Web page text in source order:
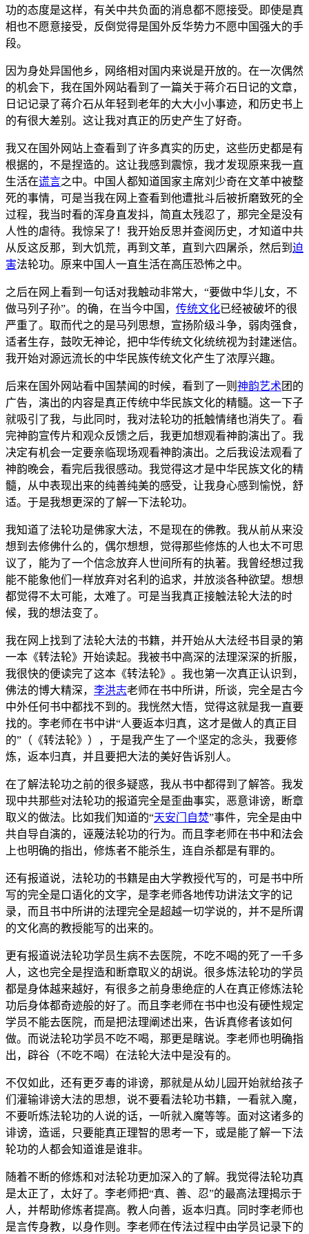
功的态度是这样，有关中共负面的消息都不愿接受。即使是真
相也不愿意接受，反倒觉得是国外反华势力不愿中国强大的手
段。
因为身处异国他乡，网络相对国内来说是开放的。在一次偶然
的机会下，我在国外网站看到了一篇关于蒋介石日记的文章，
日记记录了蒋介石从年轻到老年的大大小小事迹，和历史书上
的有很大差别。这让我对真正的历史产生了好奇。
我又在国外网站上查看到了许多真实的历史，这些历史都是有
根据的，不是捏造的。这让我感到震惊，我才发现原来我一直
生活在谎言之中。中国人都知道国家主席刘少奇在文革中被整
死的事情，可是当我在网上查看到他遭批斗后被折磨致死的全
过程，我当时看的浑身直发抖，简直太残忍了，那完全是没有
人性的虐待。我惊呆了！我开始反思并查阅历史，才知道中共
从反这反那，到大饥荒，再到文革，直到六四屠杀，然后到 迫
害法轮功。原来中国人一直生活在高压恐怖之中。
之后在网上看到一句话对我触动非常大，“要做中华儿女，不
做马列子孙”。的确，在当今中国， 传统文化已经被破坏的很
严重了。取而代之的是马列思想，宣扬阶级斗争，弱肉强食，
适者生存，鼓吹无神论，把中华传统文化统统视为封建迷信。
我开始对源远流长的中华民族传统文化产生了浓厚兴趣。
后来在国外网站看中国禁闻的时候，看到了一则 神韵艺术团的
广告，演出的内容是真正传统中华民族文化的精髓。这一下子
就吸引了我，与此同时，我对法轮功的抵触情绪也消失了。看
完神韵宣传片和观众反馈之后，我更加想观看神韵演出了。我
决定有机会一定要亲临现场观看神韵演出。之后我设法观看了
神韵晚会，看完后我很感动。我觉得这才是中华民族文化的精
髓，从中表现出来的纯善纯美的感受，让我身心感到愉悦，舒
适。于是我想更深的了解一下法轮功。
我知道了法轮功是佛家大法，不是现在的佛教。我从前从来没
想到去修佛什么的，偶尔想想，觉得那些修炼的人也太不可思
议了，能为了一个信念放弃人世间所有的执著。我曾经想过我
能不能象他们一样放弃对名利的追求，并放淡各种欲望。想想
都觉得不太可能，太难了。可是当我真正接触法轮大法的时
候，我的想法变了。
我在网上找到了法轮大法的书籍，并开始从大法经书目录的第
一本《转法轮》开始读起。我被书中高深的法理深深的折服，
我很快的便读完了这本《转法轮》。我也第一次真正认识到，
佛法的博大精深， 李洪志老师在书中所讲，所谈，完全是古今
中外任何书中都找不到的。我恍然大悟，觉得这就是我一直要
找的。李老师在书中讲“人要返本归真，这才是做人的真正目
的”（《转法轮》），于是我产生了一个坚定的念头，我要修
炼，返本归真，并且要把大法的美好告诉别人。
在了解法轮功之前的很多疑惑，我从书中都得到了解答。我发
现中共那些对法轮功的报道完全是歪曲事实，恶意诽谤，断章
取义的做法。比如我们知道的“天安门 自焚”事件，完全是由中
共自导自演的，诬蔑法轮功的行为。而且李老师在书中和法会
上也明确的指出，修炼者不能杀生，连自杀都是有罪的。
还有报道说，法轮功的书籍是由大学教授代写的，可是书中所
写的完全是口语化的文字，是李老师各地传功讲法文字的记
录，而且书中所讲的法理完全是超越一切学说的，并不是所谓
的文化高的教授能写的出来的。
更有报道说法轮功学员生病不去医院，不吃不喝的死了一千多
人，这也完全是捏造和断章取义的胡说。很多炼法轮功的学员
都是身体越来越好，有很多之前身患绝症的人在真正修炼法轮
功后身体都奇迹般的好了。而且李老师在书中也没有硬性规定
学员不能去医院，而是把法理阐述出来，告诉真修者该如何
做。而说法轮功学员不吃不喝，那更是瞎说。李老师也明确指
出，辟谷（不吃不喝）在法轮大法中是没有的。
不仅如此，还有更歹毒的诽谤，那就是从幼儿园开始就给孩子
们灌输诽谤大法的思想，说不要看法轮功书籍，一看就入魔，
不要听炼法轮功的人说的话，一听就入魔等等。面对这诸多的
诽谤，造谣，只要能真正理智的思考一下，或是能了解一下法
轮功的人都会知道谁是谁非。
随着不断的修炼和对法轮功更加深入的了解。我觉得法轮功真
是太正了，太好了。李老师把“真、善、忍”的最高法理揭示于
人，并帮助修炼者提高。教人向善，返本归真。同时李老师也
是言传身教，以身作则。李老师在传法过程中由学员记录下的